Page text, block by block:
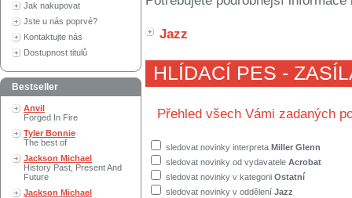
Jak nakupovat
Jste u nás poprvé?
Kontaktujte nás
Dostupnost titulů
Bestseller
Anvil
Forged In Fire
Tyler Bonnie
The best of
Jackson Michael
History Past, Present And
Future
Jackson Michael
Jazz
HLÍDACÍ PES -
Přehled všech Vámi zadaných
sledovat novinky interpreta Miller Glenn
sledovat novinky od vydavatele Acrobat
sledovat novinky v kategorii Ostatní
sledovat novinky v oddělení Jazz